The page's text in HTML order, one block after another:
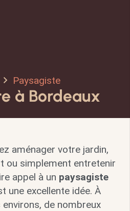
Paysagiste
à Bordeaux
aménager votre jardin,
ou simplement entretenir
appel à un paysagiste
une excellente idée. À
de nombreux